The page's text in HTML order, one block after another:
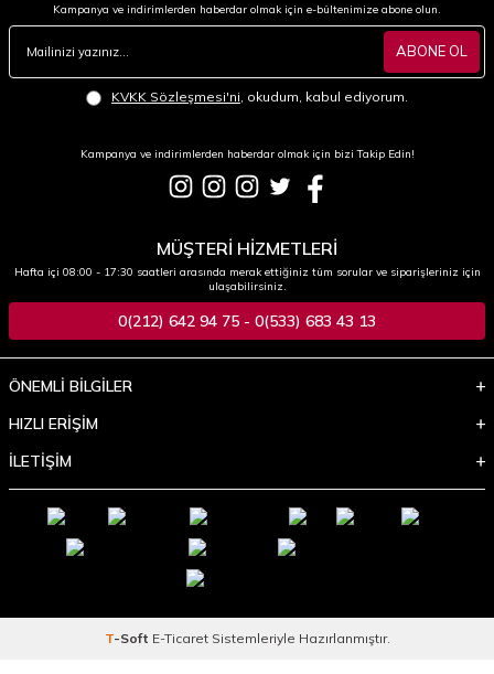
Kampanya ve indirimlerden haberdar olmak için e-bültenimize abone olun.
ABONE OL
KVKK Sözleşmesi'ni , okudum, kabul ediyorum.
Kampanya ve indirimlerden haberdar olmak için bizi Takip Edin!
MÜŞTERİ HİZMETLERİ
Hafta içi 08:00 - 17:30 saatleri arasında merak ettiğiniz tüm sorular ve siparişleriniz için
ulaşabilirsiniz.
0(212) 642 94 75 - 0(533) 683 43 13
ÖNEMLİ BİLGİLER
HIZLI ERİŞİM
İLETİŞİM
T-Soft E-TicaretSistemleriyle Hazırlanmıştır.